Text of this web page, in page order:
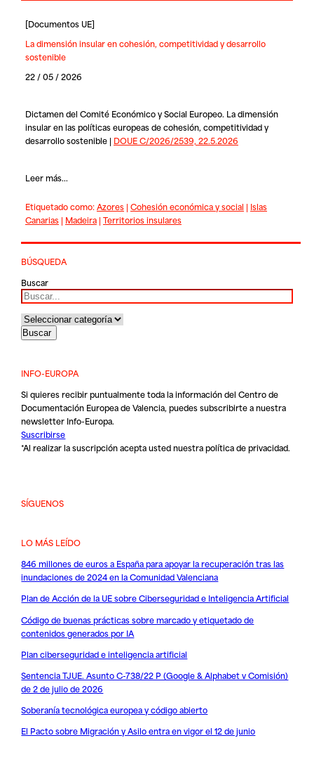
[Documentos UE]
La dimensión insular en cohesión, competitividad y desarrollo
sostenible
22 / 05 / 2026
Dictamen del Comité Económico y Social Europeo. La dimensión
insular en las políticas europeas de cohesión, competitividad y
desarrollo sostenible | DOUE C/2026/2539, 22.5.2026
Leer más...
Etiquetado como:Azores| Cohesión económica y social | Islas
Canarias| Madeira| Territorios insulares
BÚSQUEDA
Buscar
INFO-EUROPA
Si quieres recibir puntualmente toda la información del Centro de
Documentación Europea de Valencia, puedes subscribirte a nuestra
newsletter Info-Europa.
Suscribirse
*Al realizar la suscripción acepta usted nuestrapolítica de privacidad.
SÍGUENOS
LO MÁS LEÍDO
846 millones de euros a España para apoyar la recuperación tras las
inundaciones de 2024 en la Comunidad Valenciana
Plan de Acción de la UE sobre Ciberseguridad e Inteligencia Artificial
Código de buenas prácticas sobre marcado y etiquetado de
contenidos generados por IA
Plan ciberseguridad e inteligencia artificial
Sentencia TJUE. Asunto C-738/22 P (Google & Alphabet v Comisión)
de 2 de julio de 2026
Soberanía tecnológica europea y código abierto
El Pacto sobre Migración y Asilo entra en vigor el 12 de junio